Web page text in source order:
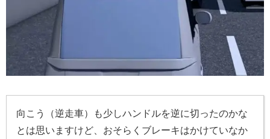
向こう（逆走車）も少しハンドルを逆に切ったのかな
とは思いますけど、おそらくブレーキはかけていなか